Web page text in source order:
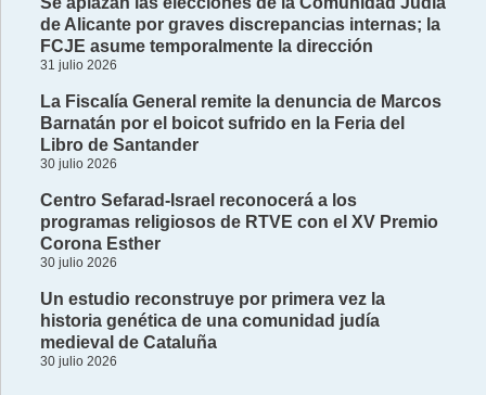
de Alicante por graves discrepancias internas; la
FCJE asume temporalmente la dirección
31 julio 2026
La Fiscalía General remite la denuncia de Marcos
Barnatán por el boicot sufrido en la Feria del
Libro de Santander
30 julio 2026
Centro Sefarad-Israel reconocerá a los
programas religiosos de RTVE con el XV Premio
Corona Esther
30 julio 2026
Un estudio reconstruye por primera vez la
historia genética de una comunidad judía
medieval de Cataluña
30 julio 2026